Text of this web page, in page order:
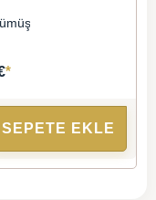
*
SEPETE EKLE